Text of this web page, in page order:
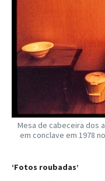
Mesa de cabeceira dos
em conclave em 1978
‘Fotos roubadas’